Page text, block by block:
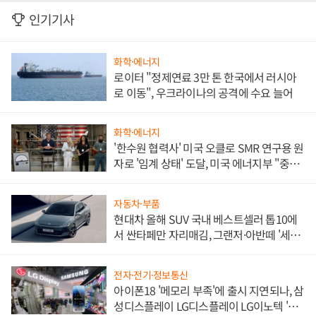
인기기사
화학·에너지
로이터 "정제연료 3만 톤 한국에서 러시아
로 이동", 우크라이나의 공격에 수요 늘어
화학·에너지
'한수원 협력사' 미국 오클로 SMR 연구용 원
자로 '임계 상태' 도달, 미국 에너지부 "중요
자동차·부품
현대차 올해 SUV 국내 베스트셀러 톱10에
서 싼타페만 자리매김, 그랜저·아반떼 '세단
전자·전기·정보통신
아이폰18 '메모리 부족'에 출시 지연되나, 삼
성디스플레이 LG디스플레이 LG이노텍 '탈